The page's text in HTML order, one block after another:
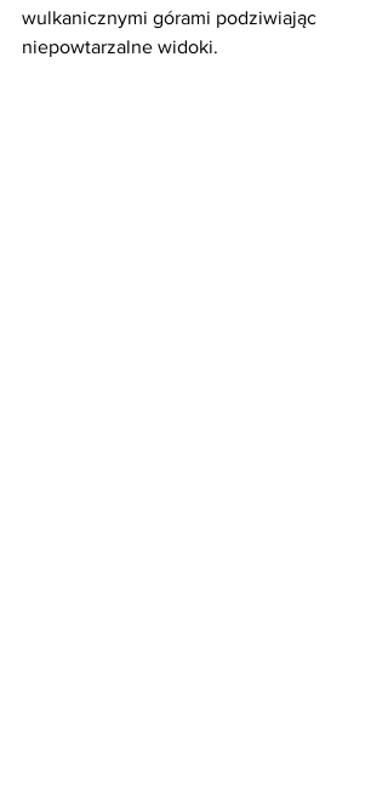
wulkanicznymi górami podziwiając
niepowtarzalne widoki.